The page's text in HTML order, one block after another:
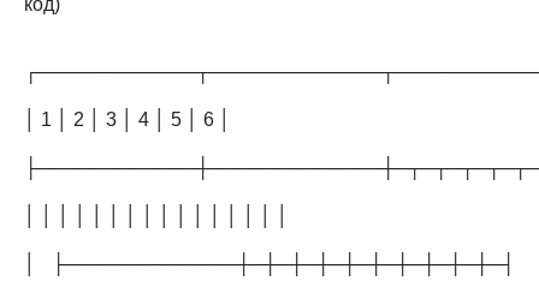
код)
│ 1 │ 2 │ 3 │ 4 │ 5 │ 6 │
│ ├─────────────┼─┼─┼─┼─┼─┼─┼─┼─┼─┼─┤